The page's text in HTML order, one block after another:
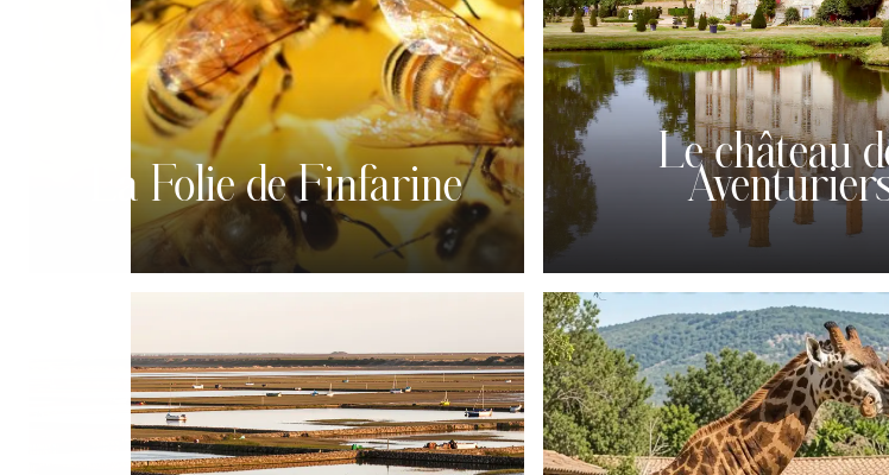
La Folie de Finfarine
Le château